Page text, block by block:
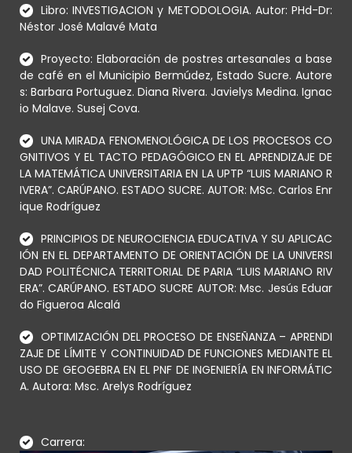
Libro: INVESTIGACION y METODOLOGIA. Autor: PHd-Dr:
Néstor José Malavé Mata
Proyecto: Elaboración de postres artesanales a base
de café en el Municipio Bermúdez, Estado Sucre. Autore
s: Barbara Portuguez. Diana Rivera. Javielys Medina. Ignac
io Malave. Susej Cova.
UNA MIRADA FENOMENOLÓGICA DE LOS PROCESOS CO
GNITIVOS Y EL TACTO PEDAGÓGICO EN EL APRENDIZAJE DE
LA MATEMÁTICA UNIVERSITARIA EN LA UPTP “LUIS MARIANO R
IVERA”. CARÚPANO. ESTADO SUCRE. AUTOR: MSc. Carlos Enr
ique Rodríguez
PRINCIPIOS DE NEUROCIENCIA EDUCATIVA Y SU APLICAC
IÓN EN EL DEPARTAMENTO DE ORIENTACIÓN DE LA UNIVERSI
DAD POLITÉCNICA TERRITORIAL DE PARIA “LUIS MARIANO RIV
ERA”. CARÚPANO. ESTADO SUCRE AUTOR: Msc. Jesús Eduar
do Figueroa Alcalá
OPTIMIZACIÓN DEL PROCESO DE ENSEÑANZA – APRENDI
ZAJE DE LÍMITE Y CONTINUIDAD DE FUNCIONES MEDIANTE EL
USO DE GEOGEBRA EN EL PNF DE INGENIERÍA EN INFORMÁTIC
A. Autora: Msc. Arelys Rodríguez
Carrera: